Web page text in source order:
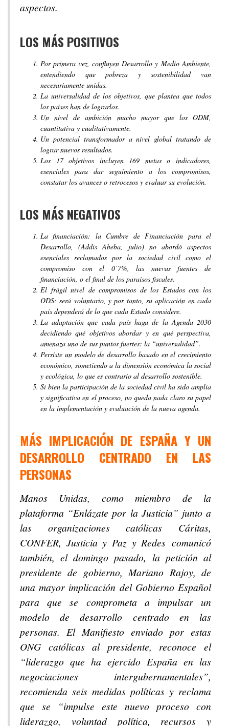
aspectos.
LOS MÁS POSITIVOS
Por primera vez, confluyen Desarrollo y Medio Ambiente,
entendiendo que pobreza y sostenibilidad van
necesariamente unidas.
La universalidad de los objetivos, que plantea que todos
los países han de lograrlos.
Un nivel de ambición mucho mayor que los ODM,
cuantitativa y cualitativamente.
Un potencial transformador a nivel global tratando de
lograr nuevos resultados.
Los 17 objetivos incluyen 169 metas o indicadores,
esenciales para dar seguimiento a los compromisos,
constatar los avances o retrocesos y evaluar su evolución.
LOS MÁS NEGATIVOS
La financiación: la Cumbre de Financiación para el
Desarrollo, (Addis Abeba, julio) no abordó aspectos
esenciales reclamados por la sociedad civil como el
compromiso con el 0’7%, las nuevas fuentes de
financiación, o el final de los paraísos fiscales.
El frágil nivel de compromisos de los Estados con los
ODS: será voluntario, y por tanto, su aplicación en cada
país dependerá de lo que cada Estado considere.
La adaptación que cada país haga de la Agenda 2030
decidiendo qué objetivos abordar y en qué perspectiva,
amenaza uno de sus puntos fuertes: la “universalidad”.
Persiste un modelo de desarrollo basado en el crecimiento
económico, sometiendo a la dimensión económica la social
y ecológica, lo que es contrario al desarrollo sostenible.
Si bien la participación de la sociedad civil ha sido amplia
y significativa en el proceso, no queda nada claro su papel
en la implementación y evaluación de la nueva agenda.
MÁS IMPLICACIÓN DE ESPAÑA Y UN
DESARROLLO CENTRADO EN LAS
PERSONAS
Manos Unidas, como miembro de la
plataforma “Enlázate por la Justicia” junto a
las organizaciones católicas Cáritas,
CONFER, Justicia y Paz y Redes comunicó
también, el domingo pasado, la petición al
presidente de gobierno, Mariano Rajoy, de
una mayor implicación del Gobierno Español
para que se comprometa a impulsar un
modelo de desarrollo centrado en las
personas. El Manifiesto enviado por estas
ONG católicas al presidente, reconoce el
“liderazgo que ha ejercido España en las
negociaciones intergubernamentales”,
recomienda seis medidas políticas y reclama
que se “impulse este nuevo proceso con
liderazgo, voluntad política, recursos y